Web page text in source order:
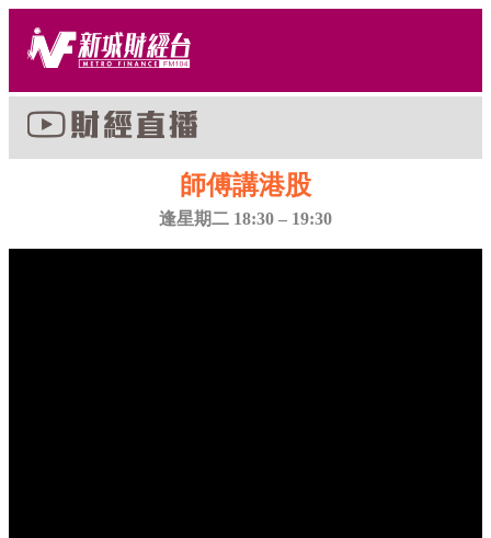
師傅講港股
逢星期二 18:30 – 19:30